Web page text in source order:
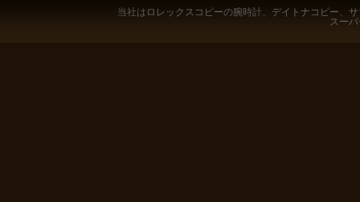
当社は ロレックスコピーの腕時計、 デイトナコピー、
スー